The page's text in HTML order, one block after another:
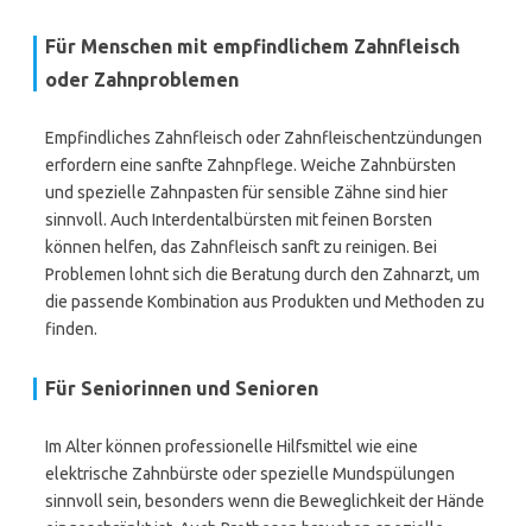
Für Menschen mit empfindlichem Zahnfleisch
oder Zahnproblemen
Empfindliches Zahnfleisch oder Zahnfleischentzündungen
erfordern eine sanfte Zahnpflege. Weiche Zahnbürsten
und spezielle Zahnpasten für sensible Zähne sind hier
sinnvoll. Auch Interdentalbürsten mit feinen Borsten
können helfen, das Zahnfleisch sanft zu reinigen. Bei
Problemen lohnt sich die Beratung durch den Zahnarzt, um
die passende Kombination aus Produkten und Methoden zu
finden.
Für Seniorinnen und Senioren
Im Alter können professionelle Hilfsmittel wie eine
elektrische Zahnbürste oder spezielle Mundspülungen
sinnvoll sein, besonders wenn die Beweglichkeit der Hände